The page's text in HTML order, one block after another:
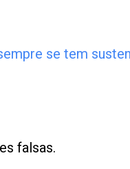
se tem
falsas.